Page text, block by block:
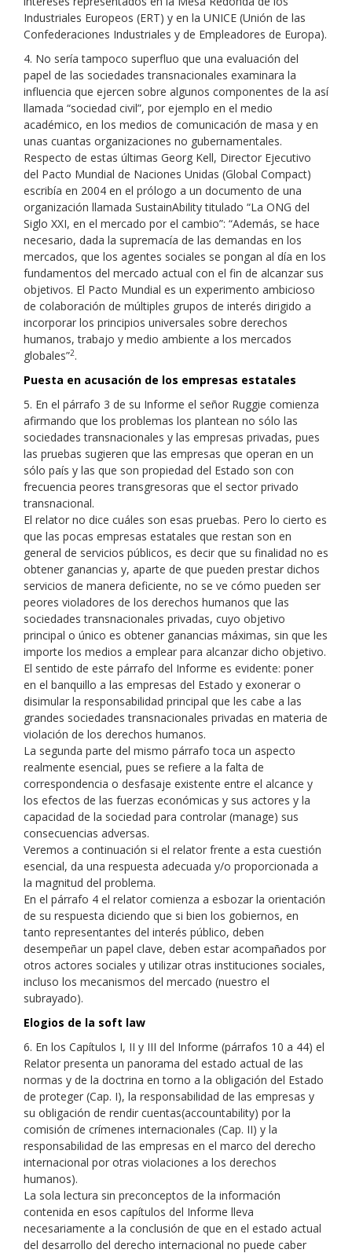
Industriales Europeos (ERT) y en la UNICE (Unión de las
Confederaciones Industriales y de Empleadores de Europa).
4. No sería tampoco superfluo que una evaluación del
papel de las sociedades transnacionales examinara la
influencia que ejercen sobre algunos componentes de la así
llamada “sociedad civil”, por ejemplo en el medio
académico, en los medios de comunicación de masa y en
unas cuantas organizaciones no gubernamentales.
Respecto de estas últimas Georg Kell, Director Ejecutivo
del Pacto Mundial de Naciones Unidas (Global Compact)
escribía en 2004 en el prólogo a un documento de una
organización llamada SustainAbility titulado “La ONG del
Siglo XXI, en el mercado por el cambio”: “Además, se hace
necesario, dada la supremacía de las demandas en los
mercados, que los agentes sociales se pongan al día en los
fundamentos del mercado actual con el fin de alcanzar sus
objetivos. El Pacto Mundial es un experimento ambicioso
de colaboración de múltiples grupos de interés dirigido a
incorporar los principios universales sobre derechos
humanos, trabajo y medio ambiente a los mercados
globales”2.
Puesta en acusación de los empresas estatales
5. En el párrafo 3 de su Informe el señor Ruggie comienza
afirmando que los problemas los plantean no sólo las
sociedades transnacionales y las empresas privadas, pues
las pruebas sugieren que las empresas que operan en un
sólo país y las que son propiedad del Estado son con
frecuencia peores transgresoras que el sector privado
transnacional.
El relator no dice cuáles son esas pruebas. Pero lo cierto es
que las pocas empresas estatales que restan son en
general de servicios públicos, es decir que su finalidad no es
obtener ganancias y, aparte de que pueden prestar dichos
servicios de manera deficiente, no se ve cómo pueden ser
peores violadores de los derechos humanos que las
sociedades transnacionales privadas, cuyo objetivo
principal o único es obtener ganancias máximas, sin que les
importe los medios a emplear para alcanzar dicho objetivo.
El sentido de este párrafo del Informe es evidente: poner
en el banquillo a las empresas del Estado y exonerar o
disimular la responsabilidad principal que les cabe a las
grandes sociedades transnacionales privadas en materia de
violación de los derechos humanos.
La segunda parte del mismo párrafo toca un aspecto
realmente esencial, pues se refiere a la falta de
correspondencia o desfasaje existente entre el alcance y
los efectos de las fuerzas económicas y sus actores y la
capacidad de la sociedad para controlar (manage) sus
consecuencias adversas.
Veremos a continuación si el relator frente a esta cuestión
esencial, da una respuesta adecuada y/o proporcionada a
la magnitud del problema.
En el párrafo 4 el relator comienza a esbozar la orientación
de su respuesta diciendo que si bien los gobiernos, en
tanto representantes del interés público, deben
desempeñar un papel clave, deben estar acompañados por
otros actores sociales y utilizar otras instituciones sociales,
incluso los mecanismos del mercado (nuestro el
subrayado).
Elogios de la soft law
6. En los Capítulos I, II y III del Informe (párrafos 10 a 44) el
Relator presenta un panorama del estado actual de las
normas y de la doctrina en torno a la obligación del Estado
de proteger (Cap. I), la responsabilidad de las empresas y
su obligación de rendir cuentas(accountability) por la
comisión de crímenes internacionales (Cap. II) y la
responsabilidad de las empresas en el marco del derecho
internacional por otras violaciones a los derechos
humanos).
La sola lectura sin preconceptos de la información
contenida en esos capítulos del Informe lleva
necesariamente a la conclusión de que en el estado actual
del desarrollo del derecho internacional no puede caber